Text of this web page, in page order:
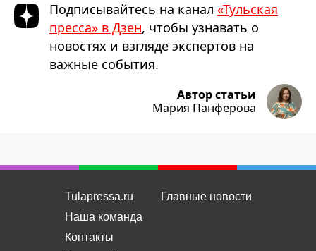
Подписывайтесь на канал «Тульская
пресса» в Дзен, чтобы узнавать о
новостях и взгляде экспертов на
важные события.
Автор статьи
Мария Панферова
Tulapressa.ru
Наша команда
Контакты
Главные новости